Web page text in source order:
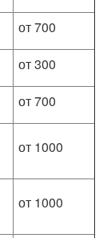
от 700
от 300
от 700
от 1000
от 1000